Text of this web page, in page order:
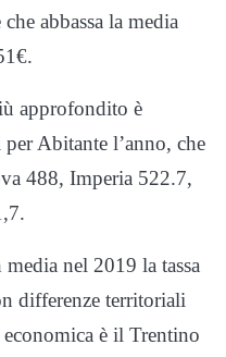
abbassa la media
approfondito è
Abitante l’anno, che
488, Imperia 522.7,
nel 2019 la tassa
differenze territoriali
è il Trentino